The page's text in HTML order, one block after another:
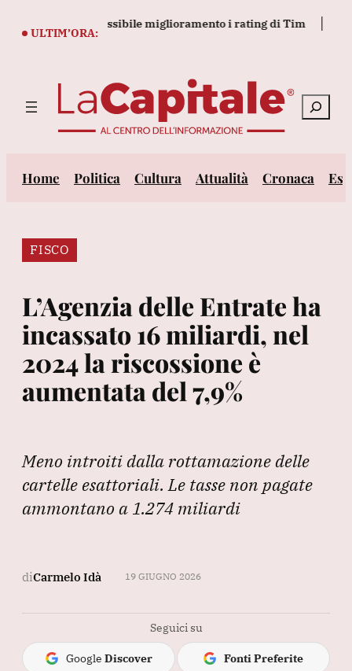
ULTIM’ORA:
per un possibile miglioramento i rating di Tim
Cerca
Home Politica Cultura Attualità Cronaca
FISCO
L’Agenzia delle Entrate ha
incassato 16 miliardi, nel
2024 la riscossione è
aumentata del 7,9%
Meno introiti dalla rottamazione delle
cartelle esattoriali. Le tasse non pagate
ammontano a 1.274 miliardi
diCarmelo Idà 19 GIUGNO 2026
Seguici su
Google Discover Fonti Preferite